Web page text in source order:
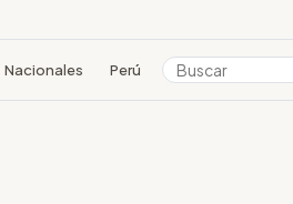
Nacionales Perú Colombia